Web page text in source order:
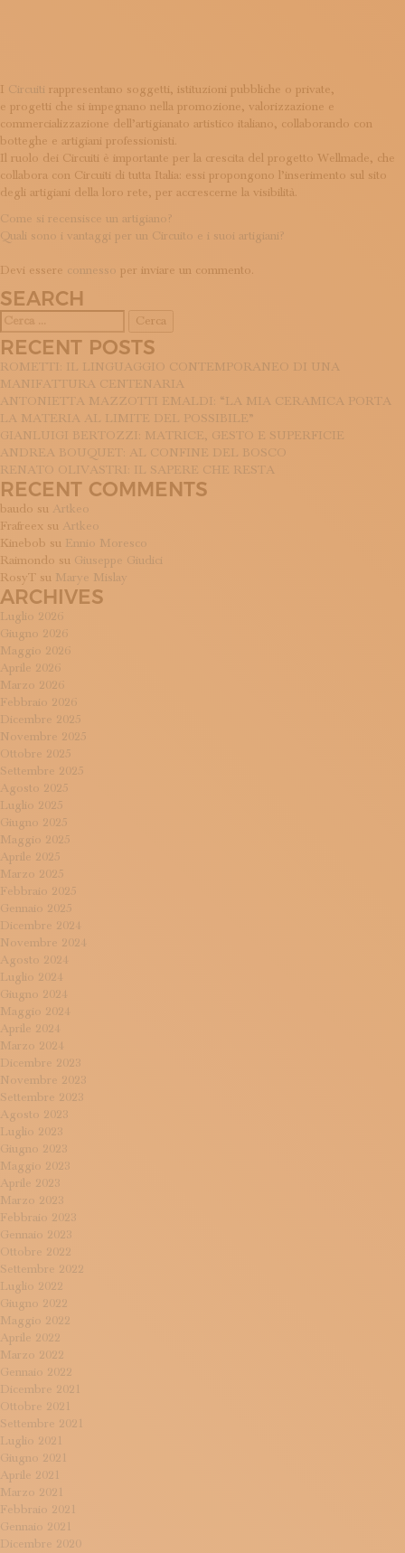
NEWS
INTERVISTE
ITINERARI
ISCRIVITI
LOGIN
I Circuiti rappresentano soggetti, istituzioni pubbliche o private,
e progetti che si impegnano nella promozione, valorizzazione e
commercializzazione dell’artigianato artistico italiano, collaborando con
botteghe e artigiani professionisti.
Il ruolo dei Circuiti è importante per la crescita del progetto Wellmade, che
collabora con Circuiti di tutta Italia: essi propongono l’inserimento sul sito
degli artigiani della loro rete, per accrescerne la visibilità.
NAVIGAZIONE
ARTICOLI
Come si recensisce un artigiano?
Quali sono i vantaggi per un Circuito e i suoi artigiani?
Devi essere connesso per inviare un commento.
SEARCH
per:
RECENT POSTS
ROMETTI: IL LINGUAGGIO CONTEMPORANEO DI UNA
MANIFATTURA CENTENARIA
ANTONIETTA MAZZOTTI EMALDI: “LA MIA CERAMICA PORTA
LA MATERIA AL LIMITE DEL POSSIBILE”
GIANLUIGI BERTOZZI: MATRICE, GESTO E SUPERFICIE
ANDREA BOUQUET: AL CONFINE DEL BOSCO
RENATO OLIVASTRI: IL SAPERE CHE RESTA
RECENT COMMENTS
baudo su Artkeo
Frafreex su Artkeo
Kinebob su Ennio Moresco
Raimondo su Giuseppe Giudici
RosyT su Marye Mislay
ARCHIVES
Luglio 2026
Giugno 2026
Maggio 2026
Aprile 2026
Marzo 2026
Febbraio 2026
Dicembre 2025
Novembre 2025
Ottobre 2025
Settembre 2025
Agosto 2025
Luglio 2025
Giugno 2025
Maggio 2025
Aprile 2025
Marzo 2025
Febbraio 2025
Gennaio 2025
Dicembre 2024
Novembre 2024
Agosto 2024
Luglio 2024
Giugno 2024
Maggio 2024
Aprile 2024
Marzo 2024
Dicembre 2023
Novembre 2023
Settembre 2023
Agosto 2023
Luglio 2023
Giugno 2023
Maggio 2023
Aprile 2023
Marzo 2023
Febbraio 2023
Gennaio 2023
Ottobre 2022
Settembre 2022
Luglio 2022
Giugno 2022
Maggio 2022
Aprile 2022
Marzo 2022
Gennaio 2022
Dicembre 2021
Ottobre 2021
Settembre 2021
Luglio 2021
Giugno 2021
Aprile 2021
Marzo 2021
Febbraio 2021
Gennaio 2021
Dicembre 2020